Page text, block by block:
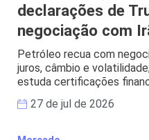
declarações de
negociação com
Petróleo recua com
juros, câmbio e
estuda certificações
27 de jul de 2026